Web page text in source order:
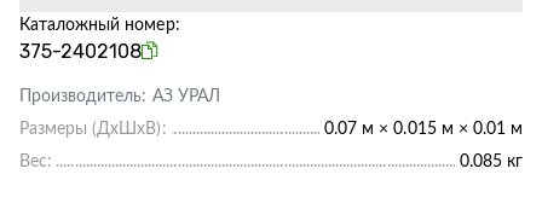
Каталожный номер:
375-2402108
Производитель: АЗ УРАЛ
Размеры (ДхШхВ):
0.07 м × 0.015 м × 0.01 м
Вес:
0.085 кг